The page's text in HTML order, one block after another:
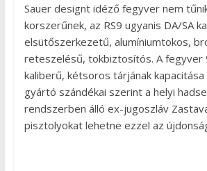
Sauer designt idéző fegyver nem
korszerűnek, az RS9 ugyanis DA/SA
elsütőszerkezetű, alumíniumtokos,
reteszelésű, tokbiztosítós. A fegyver
kaliberű, kétsoros tárjának
gyártó szándékai szerint a helyi
rendszerben álló ex-jugoszláv
pisztolyokat lehetne ezzel az